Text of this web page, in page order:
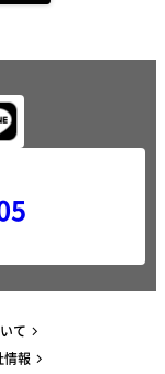
て
情報